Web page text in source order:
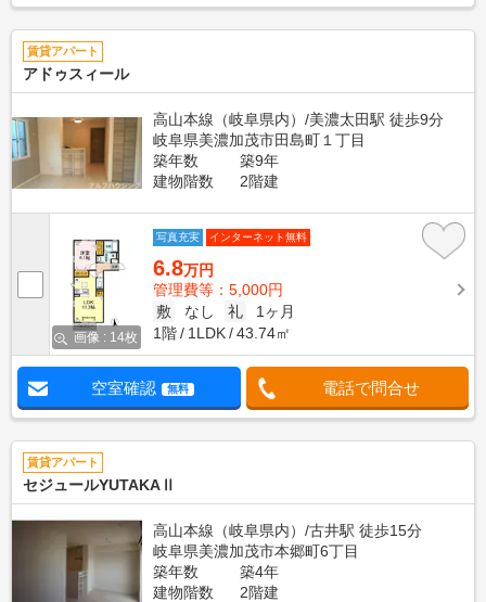
賃貸アパート
アドゥスィール
高山本線（岐阜県内）/美濃太田駅 徒歩9分
岐阜県美濃加茂市田島町１丁目
築年数
築9年
建物階数
2階建
画像 : 14枚
写真充実 インターネット無料
6.8万円
管理費等：5,000円
敷
なし 礼
1ヶ月
1階
1LDK 43.74㎡
空室確認 無料 電話で問合せ
賃貸アパート
セジュールYUTAKAⅡ
高山本線（岐阜県内）/古井駅 徒歩15分
岐阜県美濃加茂市本郷町6丁目
築年数
築4年
建物階数
2階建